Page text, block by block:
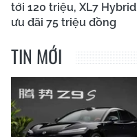
tới 120 triệu, XL7 Hybrid
ưu đãi 75 triệu đồng
TIN MỚI